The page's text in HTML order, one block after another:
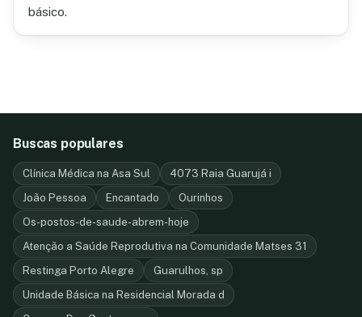
básico.
Buscas populares
Clínica Médica na Asa Sul
4073 Raia Guarujá i
João Pessoa
Encantado
Ourinhos
Os-postos-de-saude-abrem-hoje
Atenção a Saúde Reprodutiva na Comunidade Matses 31
Restinga Porto Alegre
Guarulhos, sp
Unidade Básica na Residencial Morada d